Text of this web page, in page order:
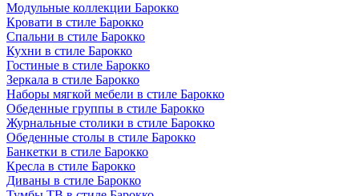
Модульные коллекции Барокко
Кровати в стиле Барокко
Спальни в стиле Барокко
Кухни в стиле Барокко
Гостиные в стиле Барокко
Зеркала в стиле Барокко
Наборы мягкой мебели в стиле Барокко
Обеденные группы в стиле Барокко
Журнальные столики в стиле Барокко
Обеденные столы в стиле Барокко
Банкетки в стиле Барокко
Кресла в стиле Барокко
Диваны в стиле Барокко